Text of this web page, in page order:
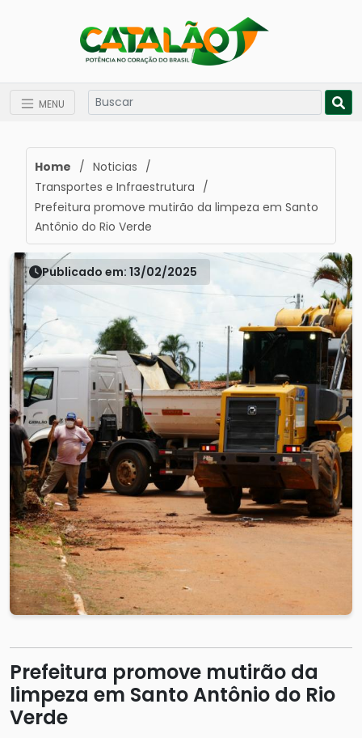
MENU
Home / Noticias /
Transportes e Infraestrutura /
Prefeitura promove mutirão da limpeza em Santo
Antônio do Rio Verde
Publicado em: 13/02/2025
Prefeitura promove mutirão da
limpeza em Santo Antônio do Rio
Verde